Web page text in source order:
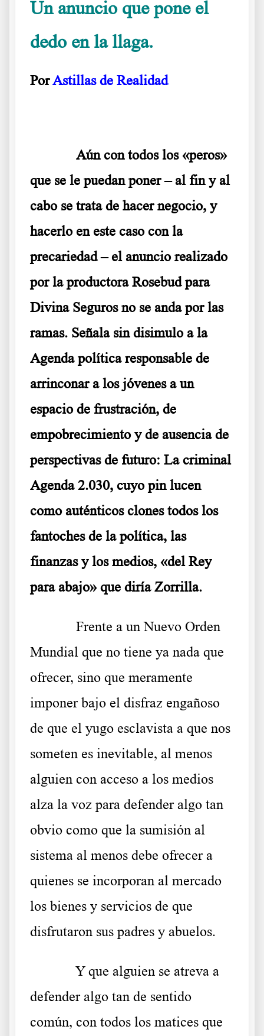
Un anuncio que pone el
dedo en la llaga.
PorAstillas de Realidad
Aún con todos los «peros»
que se le puedan poner – al fin y al
cabo se trata de hacer negocio, y
hacerlo en este caso con la
precariedad – el anuncio realizado
por la productora Rosebud para
Divina Seguros no se anda por las
ramas. Señala sin disimulo a la
Agenda política responsable de
arrinconar a los jóvenes a un
espacio de frustración, de
empobrecimiento y de ausencia de
perspectivas de futuro: La criminal
Agenda 2.030, cuyo pin lucen
como auténticos clones todos los
fantoches de la política, las
finanzas y los medios, «del Rey
para abajo» que diría Zorrilla.
Frente a un Nuevo Orden
Mundial que no tiene ya nada que
ofrecer, sino que meramente
imponer bajo el disfraz engañoso
de que el yugo esclavista a que nos
someten es inevitable, al menos
alguien con acceso a los medios
alza la voz para defender algo tan
obvio como que la sumisión al
sistema al menos debe ofrecer a
quienes se incorporan al mercado
los bienes y servicios de que
disfrutaron sus padres y abuelos.
Y que alguien se atreva a
defender algo tan de sentido
común, con todos los matices que